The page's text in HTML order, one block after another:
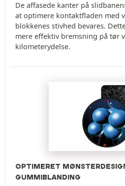
De affasede kanter på
at optimere kontaktfladen med
blokkenes stivhed bevares.
mere effektiv bremsning på tør
kilometerydelse.
OPTIMERET
GUMMIBLANDING